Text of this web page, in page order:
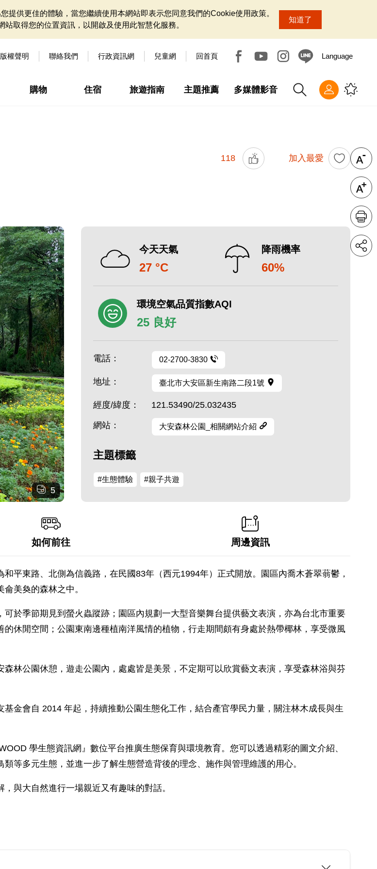
提供更佳的體驗，當您繼續使用本網站即表示您同意我們的Cookie使用政策。
取得您的位置資訊，以開啟及使用此智慧化服務。
知道了
版權聲明 聯絡我們 行政資訊網 兒童網 回首頁 Language
購物 住宿 旅遊指南 主題推薦 多媒體影音
118 加入最愛
5
今天天氣
27 °C
降雨機率
60%
環境空氣品質指數AQI
25 良好
電話： 02-2700-3830
地址： 臺北市大安區新生南路二段1號
經度/緯度： 121.53490/25.032435
網站： 大安森林公園_相關網站介紹
主題標籤
#生態體驗 #親子共遊
如何前往 周邊資訊
平東路、北側為信義路，在民國83年（西元1994年）正式開放。園區內喬木蒼翠蓊鬱，
美奐的森林之中。
於季節期見到螢火蟲蹤跡；園區內規劃一大型音樂舞台提供藝文表演，亦為台北市重要
休閒空間；公園東南邊種植南洋風情的植物，行走期間頗有身處於熱帶椰林，享受微風
林公園休憩，遊走公園內，處處皆是美景，不定期可以欣賞藝文表演，享受森林浴與芬
金會自 2014 年起，持續推動公園生態化工作，結合產官學民力量，關注林木成長與生
學生態資訊網』數位平台推廣生態保育與環境教育。您可以透過精彩的圖文介紹、
等多元生態，並進一步了解生態營造背後的理念、施作與管理維護的用心。
與大自然進行一場親近又有趣味的對話。